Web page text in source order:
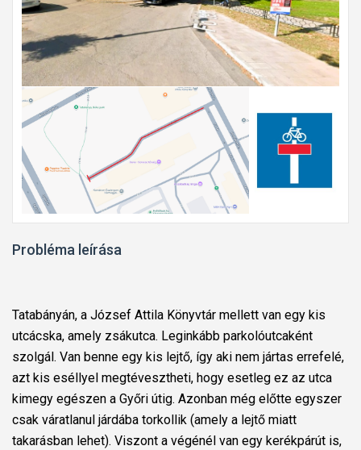
Probléma leírása
Tatabányán, a József Attila Könyvtár mellett van egy kis
utcácska, amely zsákutca. Leginkább parkolóutcaként
szolgál. Van benne egy kis lejtő, így aki nem jártas errefelé,
azt kis eséllyel megtévesztheti, hogy esetleg ez az utca
kimegy egészen a Győri útig. Azonban még előtte egyszer
csak váratlanul járdába torkollik (amely a lejtő miatt
takarásban lehet). Viszont a végénél van egy kerékpárút is,